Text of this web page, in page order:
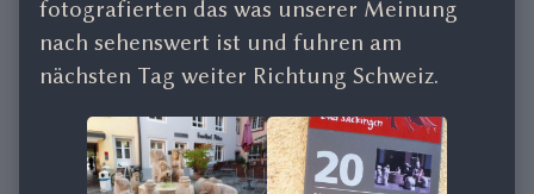
fotografierten das was unserer Meinung
nach sehenswert ist und fuhren am
nächsten Tag weiter Richtung Schweiz.